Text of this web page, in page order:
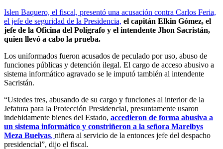
Islen Baquero, el fiscal, presentó una acusación contra Carlos Feria,
el jefe de seguridad de la Presidencia, el capitán Elkin Gómez, el
jefe de la Oficina del Polígrafo y el intendente Jhon Sacristán,
quien llevó a cabo la prueba.
Los uniformados fueron acusados de peculado por uso, abuso de
funciones públicas y detención ilegal. El cargo de acceso abusivo a
sistema informático agravado se le imputó también al intendente
Sacristán.
“Ustedes tres, abusando de su cargo y funciones al interior de la
Jefatura para la Protección Presidencial, presuntamente usaron
indebidamente bienes del Estado, accedieron de forma abusiva a
un sistema informático y constriñeron a la señora Marelbys
Meza Buelvas, niñera al servicio de la entonces jefe del despacho
presidencial”, dijo el fiscal.